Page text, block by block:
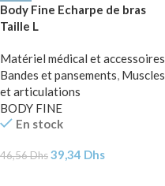
Body Fine Echarpe de bras
Taille L
Matériel médical et accessoires
Bandes et pansements, Muscles
et articulations
BODY FINE
En stock
46,56Dhs39,34 Dhs